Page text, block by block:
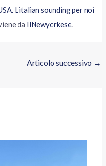
L’italian sounding per noi
da IlNewyorkese.
Articolo successivo →